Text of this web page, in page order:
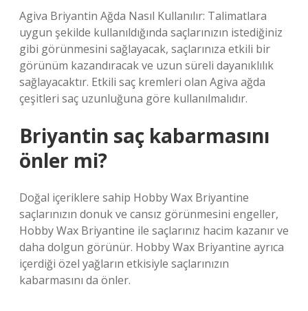
Agiva Briyantin Ağda Nasıl Kullanılır: Talimatlara
uygun şekilde kullanıldığında saçlarınızın istediğiniz
gibi görünmesini sağlayacak, saçlarınıza etkili bir
görünüm kazandıracak ve uzun süreli dayanıklılık
sağlayacaktır. Etkili saç kremleri olan Agiva ağda
çeşitleri saç uzunluğuna göre kullanılmalıdır.
Briyantin saç kabarmasını
önler mi?
Doğal içeriklere sahip Hobby Wax Briyantine
saçlarınızın donuk ve cansız görünmesini engeller,
Hobby Wax Briyantine ile saçlarınız hacim kazanır ve
daha dolgun görünür. Hobby Wax Briyantine ayrıca
içerdiği özel yağların etkisiyle saçlarınızın
kabarmasını da önler.